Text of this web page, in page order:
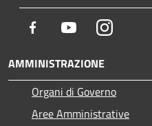
Facebook YoutubeInstagram
AMMINISTRAZIONE
Organi di Governo
Aree Amministrative